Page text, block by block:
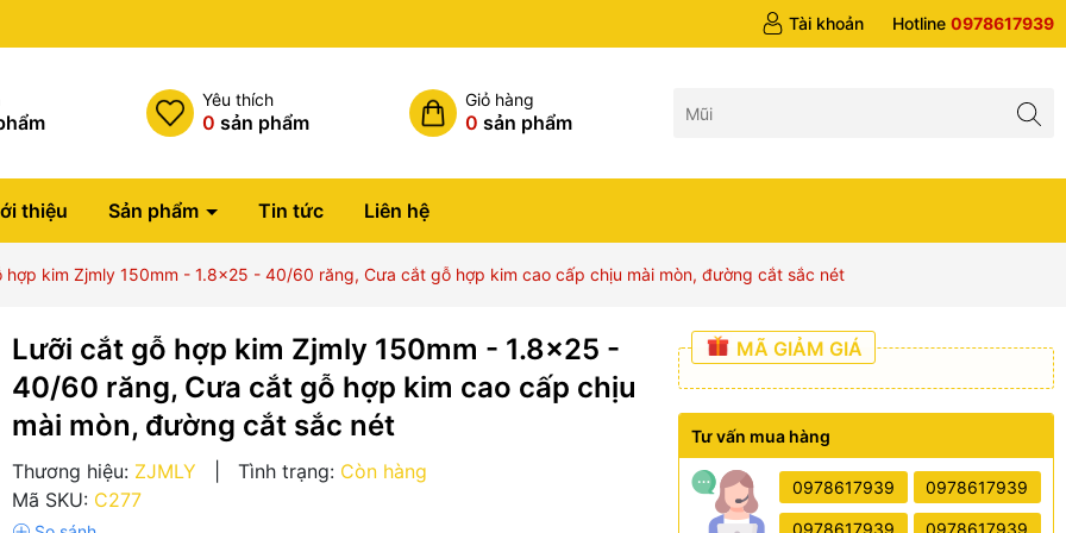
Tài khoản Hotline 0978617939
Yêu thích
0 sản phẩm
Giỏ hàng
0 sản phẩm
thiệu Sản phẩm Tin tức Liên hệ
hợp kim Zjmly 150mm - 1.8x25 - 40/60 răng, Cưa cắt gỗ hợp kim cao cấp chịu mài mòn, đường cắt sắc nét
Lưỡi cắt gỗ hợp kim Zjmly 150mm - 1.8x25 -
40/60 răng, Cưa cắt gỗ hợp kim cao cấp chịu
mài mòn, đường cắt sắc nét
Thương hiệu: ZJMLY Tình trạng: Còn hàng
Mã SKU: C277
MÃ GIẢM GIÁ
Tư vấn mua hàng
0978617939 0978617939
0978617939 0978617939